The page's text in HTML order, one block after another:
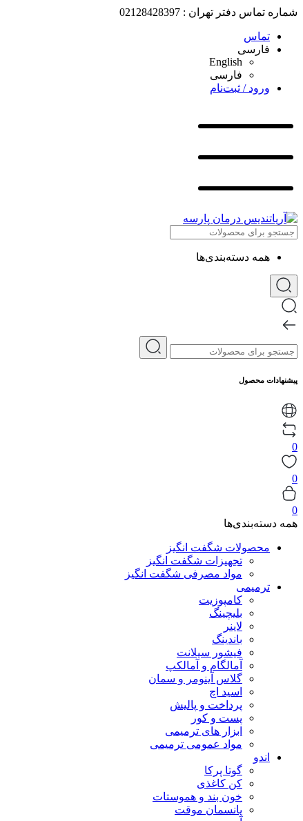
شماره تماس دفتر تهران : 02128428397
تماس
فارسی
English
فارسی
ورود / ثبت‌نام
همه دسته‌بندی‌ها
پیشنهادات محصول
0
0
0
همه دسته‌بندی‌ها
محصولات شگفت انگیز
تجهیزات شگفت انگیز
مواد مصرفی شگفت انگیز
ترمیمی
کامپوزیت
بلیچینگ
لاینر
باندینگ
فیشور سیلانت
آمالگام و آمالکپ
گلاس آینومر و سمان
اسید اچ
پرداخت و پالیش
پست و کور
ابزار های ترمیمی
مواد عمومی ترمیمی
اندو
گوتا پرکا
کن کاغذی
خون بند و هموستات
پانسمان موقت